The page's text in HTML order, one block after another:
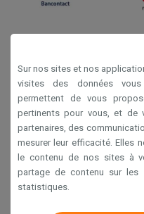
Conditions
Sur nos sites et nos
visites des données
permettent de vous
pertinents pour vous, et de
partenaires, des
mesurer leur efficacité. Elles
le contenu de nos sites à
partage de contenu sur les
statistiques.